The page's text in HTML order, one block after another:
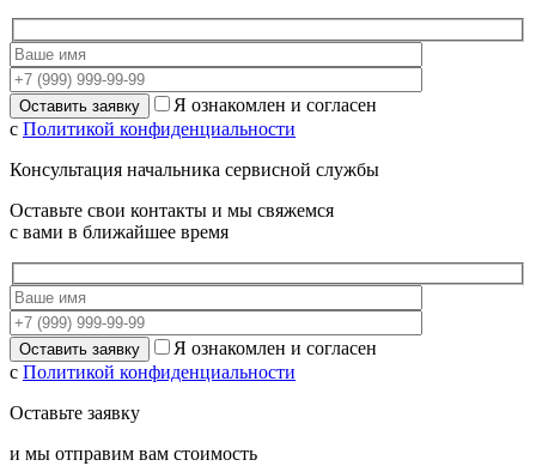
Я ознакомлен и согласен
с Политикой конфиденциальности
Консультация начальника сервисной службы
Оставьте свои контакты и мы свяжемся
с вами в ближайшее время
Я ознакомлен и согласен
с Политикой конфиденциальности
Оставьте заявку
и мы отправим вам стоимость